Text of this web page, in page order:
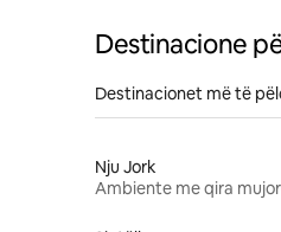
Destinacione
Destinacionet më të
Nju Jork
Ambiente me qira